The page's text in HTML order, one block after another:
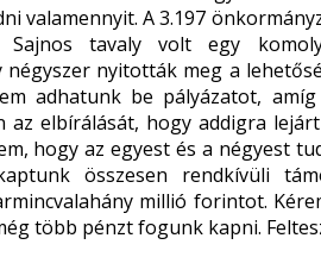
valamennyit. A 3.197
Sajnos tavaly volt egy
nyitották meg a
adhatunk be pályázatot,
az elbírálását, hogy addigra
hogy az egyest és a négyest
összesen rendkívüli
millió forintot.
több pénzt fogunk kapni.